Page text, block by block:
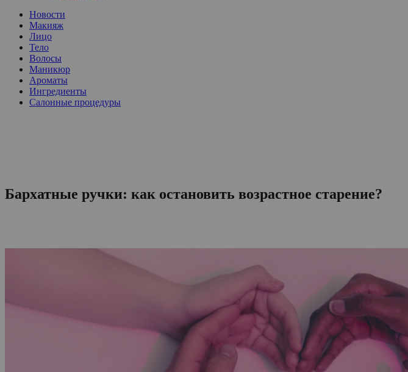
Новости
Макияж
Лицо
Тело
Волосы
Маникюр
Ароматы
Ингредиенты
Салонные процедуры
Бархатные ручки: как остановить возрастное старение?